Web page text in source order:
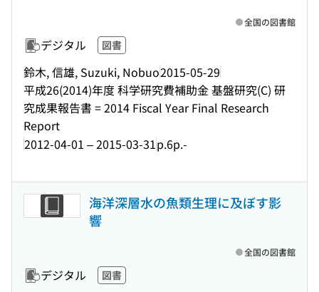
デジタル 図書
鈴木, 信雄, Suzuki, Nobuo2015-05-29
平成26(2014)年度 科学研究費補助金 基盤研究(C) 研
究成果報告書 = 2014 Fiscal Year Final Research
Report
2012-04-01 – 2015-03-31p.6p.-
全国の図書館
海洋深層水の魚類生理に及ぼす影
響
デジタル 図書
全国の図書館